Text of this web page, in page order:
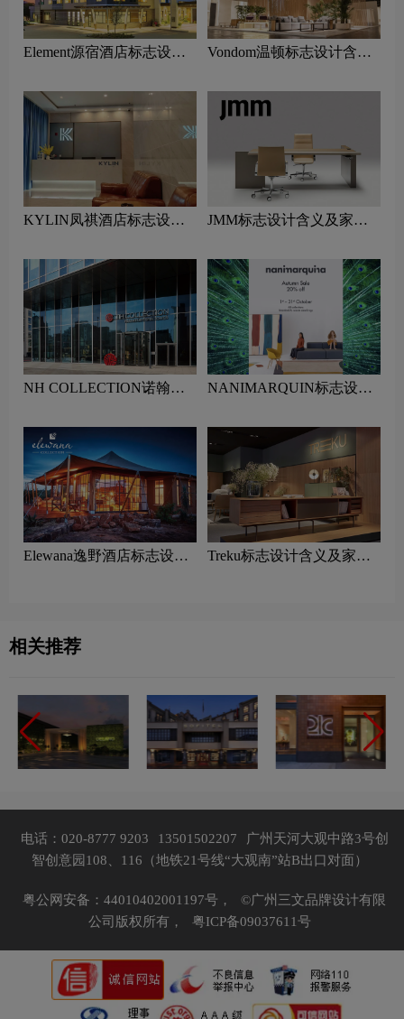
Element源宿酒店标志设计
Vondom温顿标志设计含义
KYLIN凤祺酒店标志设计
JMM标志设计含义及家具
NH COLLECTION诺翰精
品牌设计理念
NANIMARQUIN标志设计
Elewana逸野酒店标志设计
Treku标志设计含义及家具
相关推荐
电话：020-8777 9203 13501502207
广州天河大观中路3号创
智创意园108、116（地铁21号线“大观南”站B出口对面）
粤公网安备：44010402001197号，
©广州三文品牌设计有限
公司版权所有，
粤ICP备09037611号